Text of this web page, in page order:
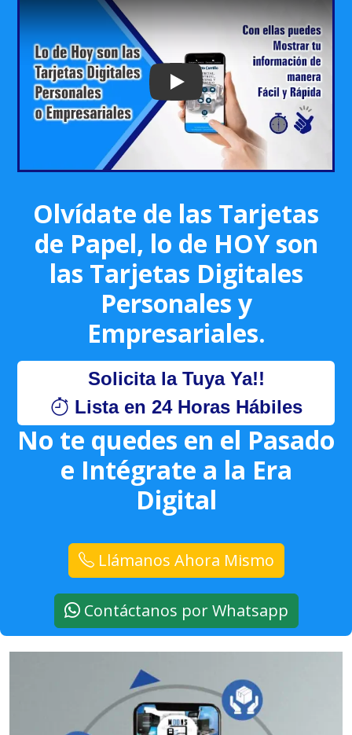
Play: Keynote (Google I/O '18)
Olvídate de las Tarjetas
de Papel, lo de HOY son
las Tarjetas Digitales
Personales y
Empresariales.
Solicita la Tuya Ya!!
Lista en 24 Horas Hábiles
No te quedes en el Pasado
e Intégrate a la Era
Digital
Llámanos Ahora Mismo
Contáctanos por Whatsapp